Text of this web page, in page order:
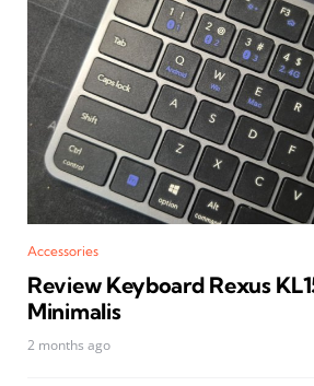
Accessories
Review Keyboard Rexus
Minimalis
2 months ago